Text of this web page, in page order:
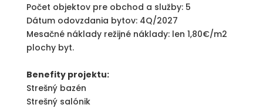
Počet objektov pre obchod a služby: 5
Dátum odovzdania bytov: 4Q/2027
Mesačné náklady režijné náklady: len 1,80€/m2
plochy byt.
Benefity projektu:
Strešný bazén
Strešný salónik